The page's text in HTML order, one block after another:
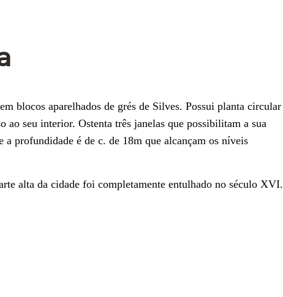
blocos aparelhados de grés de Silves. Possui planta circular
ao seu interior. Ostenta três janelas que possibilitam a sua
profundidade é de c. de 18m que alcançam os níveis
alta da cidade foi completamente entulhado no século XVI.